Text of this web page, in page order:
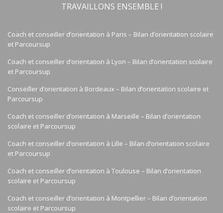
TRAVAILLONS ENSEMBLE !
Coach et conseiller d’orientation à Paris – Bilan d’orientation scolaire
et Parcoursup
Coach et conseiller d’orientation à Lyon – Bilan d’orientation scolaire
et Parcoursup
Conseiller d’orientation à Bordeaux – Bilan d’orientation scolaire et
Parcoursup
Coach et conseiller d’orientation à Marseille – Bilan d’orientation
scolaire et Parcoursup
Coach et conseiller d’orientation à Lille – Bilan d’orientation scolaire
et Parcoursup
Coach et conseiller d’orientation à Toulouse – Bilan d’orientation
scolaire et Parcoursup
Coach et conseiller d’orientation à Montpellier – Bilan d’orientation
scolaire et Parcoursup